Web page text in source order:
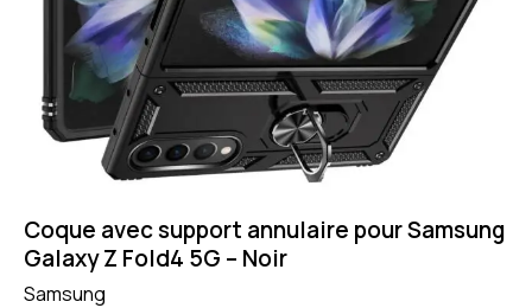
Coque avec support annulaire pour Samsung
Galaxy Z Fold4 5G – Noir
Samsung